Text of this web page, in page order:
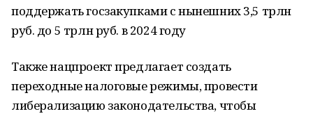
поддержать госзакупками с нынешних 3,5 трлн
руб. до 5 трлн руб. в 2024 году
Также нацпроект предлагает создать
переходные налоговые режимы, провести
либерализацию законодательства, чтобы